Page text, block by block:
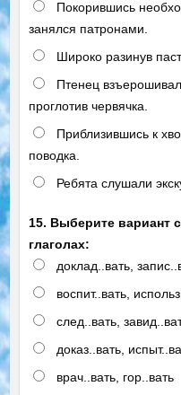
Покорившись
занялся патронами.
Широко разинув
Птенец
проглотив червячка.
Приблизившись к
поводка.
Ребята слушали
15. Выберите вариант
глаголах:
доклад..вать,
воспит..вать,
след..вать,
доказ..вать,
врач..вать, гор..вать